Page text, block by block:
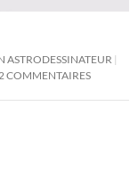
ASTRODESSINATEUR
COMMENTAIRES